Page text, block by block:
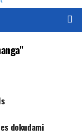
dokudami